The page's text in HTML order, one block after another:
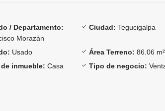
/ Departamento:
Morazán
Ciudad: Tegucigalpa
Usado Área Terreno: 86.06 m²
inmueble: Casa Tipo de negocio: